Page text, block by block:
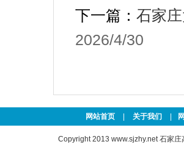
下一篇： 石家
2026/4/30
网站首页 关于我们
Copyright 2013 www.sjzhy.net石家庄